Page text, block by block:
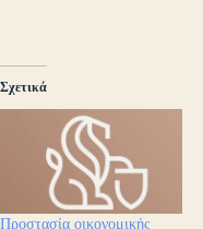
Σχετικά
Προστασία οικονομικής